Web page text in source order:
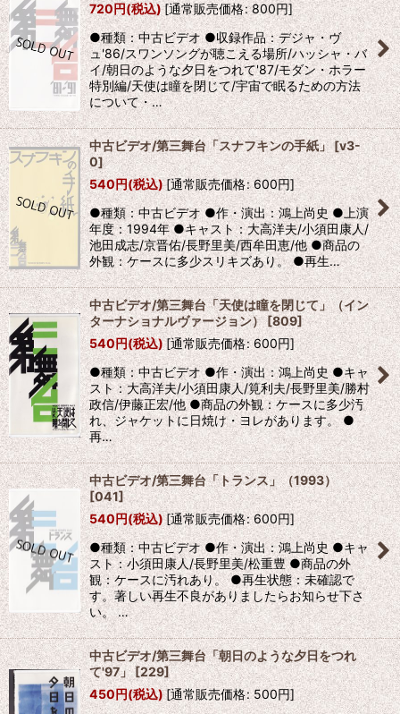
720円(税込) [通常販売価格: 800円]
●種類：中古ビデオ ●収録作品：デジャ・ヴ
ュ'86/スワンソングが聴こえる場所/ハッシャ・バ
イ/朝日のような夕日をつれて'87/モダン・ホラー
特別編/天使は瞳を閉じて/宇宙で眠るための方法
について・…
中古ビデオ/第三舞台「スナフキンの手紙」 [v3-
0]
540円(税込)[通常販売価格: 600円]
●種類：中古ビデオ ●作・演出：鴻上尚史 ●上演
年度：1994年 ●キャスト：大高洋夫/小須田康人/
池田成志/京晋佑/長野里美/西牟田恵/他 ●商品の
外観：ケースに多少スリキズあり。 ●再生…
中古ビデオ/第三舞台「天使は瞳を閉じて」（イン
ターナショナルヴァージョン） [809]
540円(税込)[通常販売価格: 600円]
●種類：中古ビデオ ●作・演出：鴻上尚史 ●キャ
スト：大高洋夫/小須田康人/筧利夫/長野里美/勝村
政信/伊藤正宏/他 ●商品の外観：ケースに多少汚
れ、ジャケットに日焼け・ヨレがあります。 ●
再…
中古ビデオ/第三舞台「トランス」（1993）
[041]
540円(税込)[通常販売価格: 600円]
●種類：中古ビデオ ●作・演出：鴻上尚史 ●キャ
スト：小須田康人/長野里美/松重豊 ●商品の外
観：ケースに汚れあり。 ●再生状態：未確認で
す。著しい再生不良がありましたらお知らせ下さ
い。 …
中古ビデオ/第三舞台「朝日のような夕日をつれ
て'97」[229]
450円(税込)[通常販売価格: 500円]